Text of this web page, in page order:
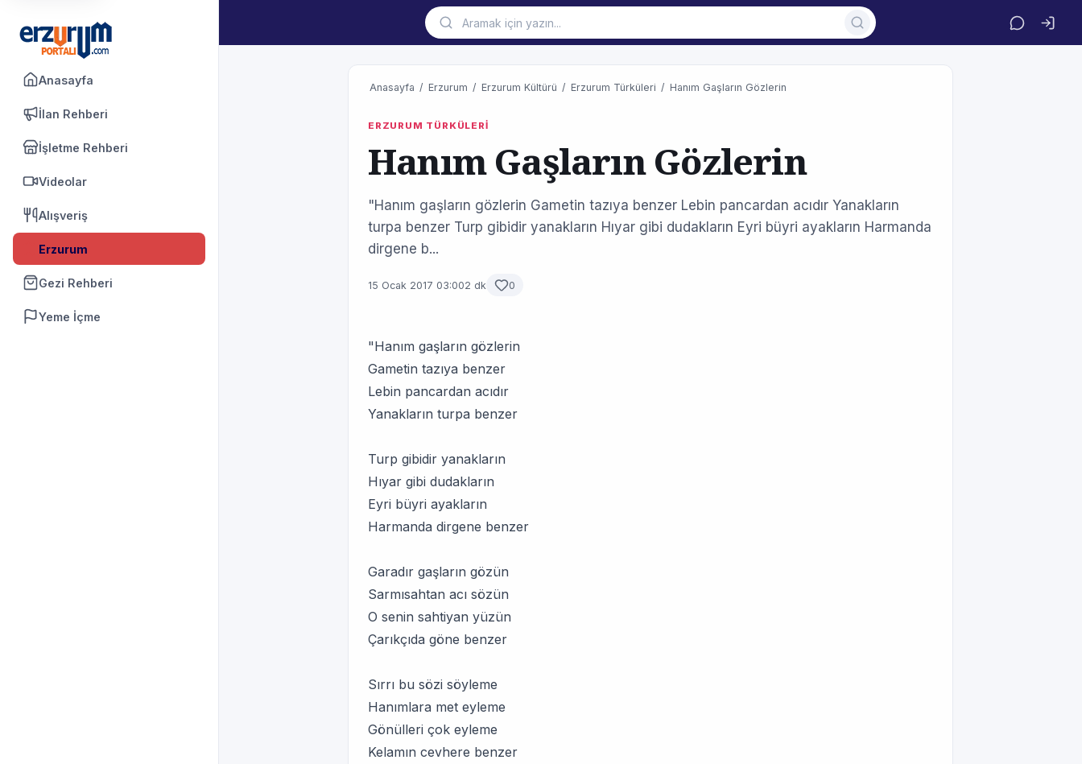
Anasayfa
İlan Rehberi
İşletme Rehberi
Videolar
Alışveriş
Erzurum
Gezi Rehberi
Yeme İçme
Anasayfa / Erzurum / Erzurum Kültürü / Erzurum Türküleri / Hanım Gaşların Gözlerin
ERZURUM TÜRKÜLERİ
Hanım Gaşların Gözlerin
"Hanım gaşların gözlerin Gametin tazıya benzer Lebin pancardan acıdır Yanakların
turpa benzer Turp gibidir yanakların Hıyar gibi dudakların Eyri büyri ayakların Harmanda
dirgene b...
15 Ocak 2017 03:002 dk 0
"Hanım gaşların gözlerin
Gametin tazıya benzer
Lebin pancardan acıdır
Yanakların turpa benzer
Turp gibidir yanakların
Hıyar gibi dudakların
Eyri büyri ayakların
Harmanda dirgene benzer
Garadır gaşların gözün
Sarmısahtan acı sözün
O senin sahtiyan yüzün
Çarıkçıda göne benzer
Sırrı bu sözi söyleme
Hanımlara met eyleme
Gönülleri çok eyleme
Kelamın cevhere benzer